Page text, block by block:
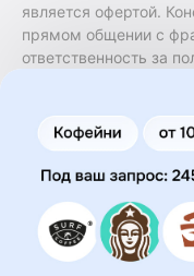
является офертой.
прямом общении с
ответственность за
финансовые услуги.
коммерческой
правообладателями/
не является
правообладателя и
предоставления
осуществленные на